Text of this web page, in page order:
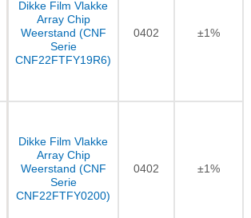
Dikke Film Vlakke
Array Chip
Weerstand (CNF
Serie
CNF22FTFY19R6)
0402 ±1%
Dikke Film Vlakke
Array Chip
Weerstand (CNF
Serie
CNF22FTFY0200)
0402 ±1%